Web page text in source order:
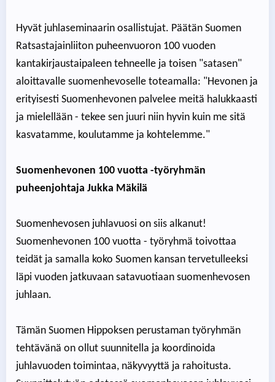
Hyvät juhlaseminaarin osallistujat. Päätän Suomen
Ratsastajainliiton puheenvuoron 100 vuoden
kantakirjaustaipaleen tehneelle ja toisen "satasen"
aloittavalle suomenhevoselle toteamalla: "Hevonen ja
erityisesti Suomenhevonen palvelee meitä halukkaasti
ja mielellään - tekee sen juuri niin hyvin kuin me sitä
kasvatamme, koulutamme ja kohtelemme."
Suomenhevonen 100 vuotta -työryhmän
puheenjohtaja Jukka Mäkilä
Suomenhevosen juhlavuosi on siis alkanut!
Suomenhevonen 100 vuotta - työryhmä toivottaa
teidät ja samalla koko Suomen kansan tervetulleeksi
läpi vuoden jatkuvaan satavuotiaan suomenhevosen
juhlaan.
Tämän Suomen Hippoksen perustaman työryhmän
tehtävänä on ollut suunnitella ja koordinoida
juhlavuoden toimintaa, näkyvyyttä ja rahoitusta.